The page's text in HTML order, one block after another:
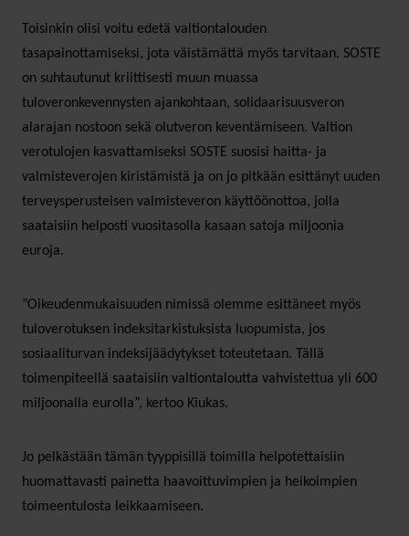
Toisinkin olisi voitu edetä valtiontalouden
tasapainottamiseksi, jota väistämättä myös tarvitaan. SOSTE
on suhtautunut kriittisesti muun muassa
tuloveronkevennysten ajankohtaan, solidaarisuusveron
alarajan nostoon sekä olutveron keventämiseen. Valtion
verotulojen kasvattamiseksi SOSTE suosisi haitta- ja
valmisteverojen kiristämistä ja on jo pitkään esittänyt uuden
terveysperusteisen valmisteveron käyttöönottoa, jolla
saataisiin helposti vuositasolla kasaan satoja miljoonia
euroja.
”Oikeudenmukaisuuden nimissä olemme esittäneet myös
tuloverotuksen indeksitarkistuksista luopumista, jos
sosiaaliturvan indeksijäädytykset toteutetaan. Tällä
toimenpiteellä saataisiin valtiontaloutta vahvistettua yli 600
miljoonalla eurolla”, kertoo Kiukas.
Jo pelkästään tämän tyyppisillä toimilla helpotettaisiin
huomattavasti painetta haavoittuvimpien ja heikoimpien
toimeentulosta leikkaamiseen.